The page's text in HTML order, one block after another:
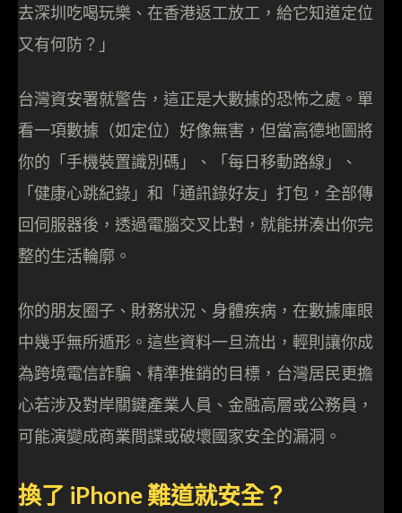
去深圳吃喝玩樂、在香港返工放工，給它知道定位
又有何防？」
台灣資安署就警告，這正是大數據的恐怖之處。單
看一項數據（如定位）好像無害，但當高德地圖將
你的「手機裝置識別碼」、「每日移動路線」、
「健康心跳紀錄」和「通訊錄好友」打包，全部傳
回伺服器後，透過電腦交叉比對，就能拼湊出你完
整的生活輪廓。
你的朋友圈子、財務狀況、身體疾病，在數據庫眼
中幾乎無所遁形。這些資料一旦流出，輕則讓你成
為跨境電信詐騙、精準推銷的目標，台灣居民更擔
心若涉及對岸關鍵產業人員、金融高層或公務員，
可能演變成商業間諜或破壞國家安全的漏洞。
換了 iPhone 難道就安全？